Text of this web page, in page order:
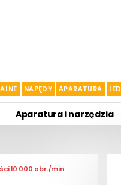
NAPĘDY APARATURA LED
Aparatura i narzędzia
10 000 obr./min